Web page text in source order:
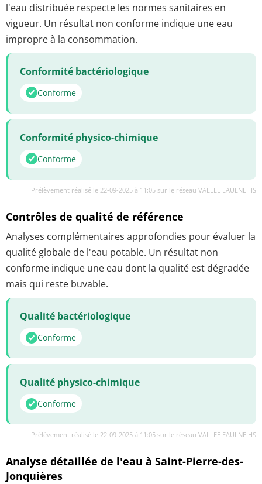
l'eau distribuée respecte les normes sanitaires en
vigueur. Un résultat non conforme indique une eau
impropre à la consommation.
Conformité bactériologique
Conforme
Conformité physico-chimique
Conforme
Prélèvement réalisé le 22-09-2025 à 11:05 sur le réseau VALLEE EAULNE HS
Contrôles de qualité de référence
Analyses complémentaires approfondies pour évaluer la
qualité globale de l'eau potable. Un résultat non
conforme indique une eau dont la qualité est dégradée
mais qui reste buvable.
Qualité bactériologique
Conforme
Qualité physico-chimique
Conforme
Prélèvement réalisé le 22-09-2025 à 11:05 sur le réseau VALLEE EAULNE HS
Analyse détaillée de l'eau à Saint-Pierre-des-
Jonquières